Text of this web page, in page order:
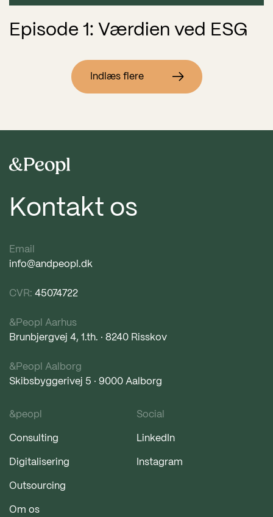
Episode 1: Værdien ved ESG
Indlæs flere
Kontakt os
Email
info@andpeopl.dk
CVR: 45074722
&Peopl Aarhus
Brunbjergvej 4, 1.th. · 8240 Risskov
&Peopl Aalborg
Skibsbyggerivej 5 · 9000 Aalborg
&peopl
Consulting
Digitalisering
Outsourcing
Om os
Social
LinkedIn
Instagram